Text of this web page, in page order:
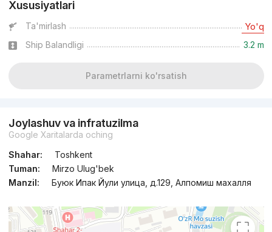
Xususiyatlari
Ta'mirlash Yo'q
Ship Balandligi 3.2 m
Parametrlarni ko'rsatish
Joylashuv va infratuzilma
Google Xaritalarda oching
Shahar:
Toshkent
Tuman:
Mirzo Ulug'bek
Manzil:
Буюк Ипак Йули улица, д.129, Алпомиш махалля